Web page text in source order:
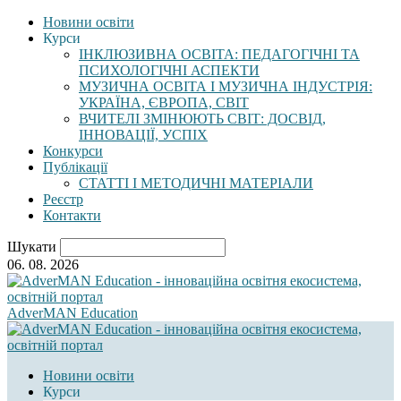
Новини освіти
Курси
ІНКЛЮЗИВНА ОСВІТА: ПЕДАГОГІЧНІ ТА
ПСИХОЛОГІЧНІ АСПЕКТИ
МУЗИЧНА ОСВІТА І МУЗИЧНА ІНДУСТРІЯ:
УКРАЇНА, ЄВРОПА, СВІТ
ВЧИТЕЛІ ЗМІНЮЮТЬ СВІТ: ДОСВІД,
ІННОВАЦІЇ, УСПІХ
Конкурси
Публікації
СТАТТІ І МЕТОДИЧНІ МАТЕРІАЛИ
Реєстр
Контакти
Шукати
06. 08. 2026
AdverMAN Education
Новини освіти
Курси